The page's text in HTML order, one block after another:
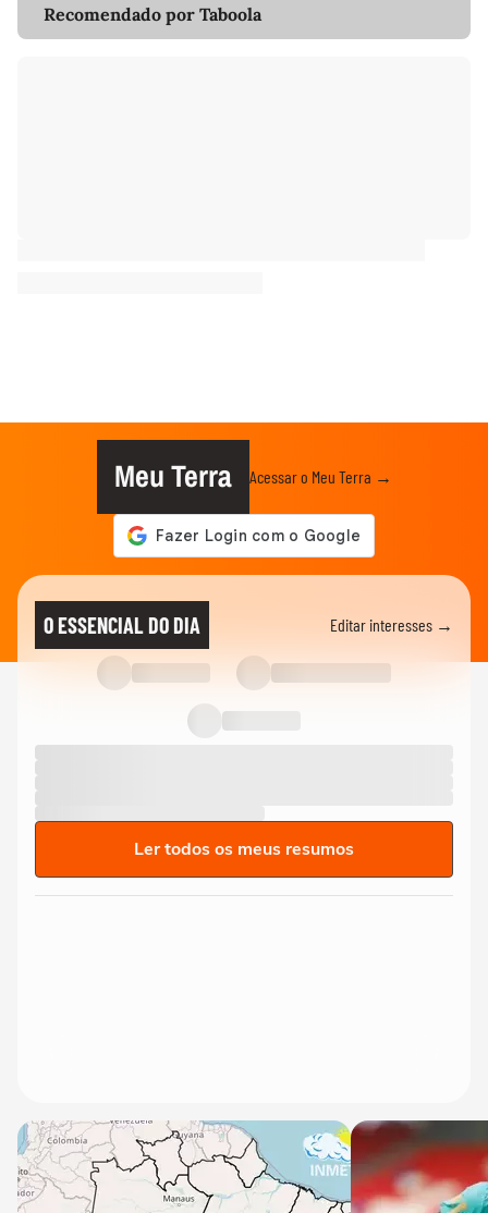
Recomendado por Taboola
Meu Terra Acessar o Meu Terra →
O ESSENCIAL DO DIA Editar interesses →
Ler todos os meus resumos